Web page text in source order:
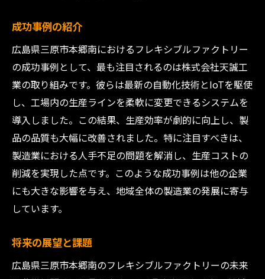
地元企業の新しい取り組み
フレキシブルファクトリーの成功要因
製造業における持続可能な成長
地域との協働の重要性
未来を見据えた戦略
成功事例の紹介
広島県三原市本郷南におけるフレキシブルファクトリー
の成功事例として、最も注目されるのは株式会社天誠工
業の取り組みです。彼らは最新の自動化技術とIoTを駆使
し、工場内の生産ラインを柔軟に変更できるシステムを
導入しました。この結果、生産効率が劇的に向上し、製
品の品質も大幅に改善されました。特に注目すべきは、
製造業における人手不足の問題を解消し、生産コストの
削減を実現した点です。このような成功事例は他の企業
にも大きな影響を与え、地域全体の製造業の発展に寄与
しています。
将来の展望と課題
広島県三原市本郷南のフレキシブルファクトリーの未来